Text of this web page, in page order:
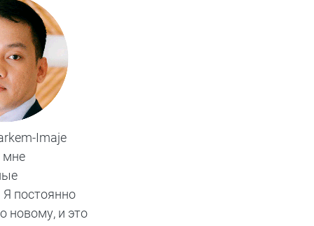
Imaje
мне
постоянно
новому, и это